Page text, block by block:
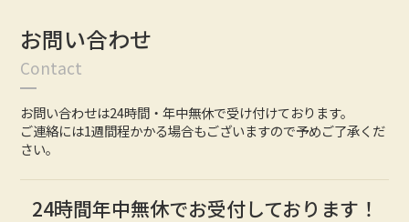
お問い合わせ
Contact
お問い合わせは24時間・年中無休で受け付けております。
ご連絡には1週間程かかる場合もございますので予めご了承くだ
さい。
24時間年中無休でお受付しております！